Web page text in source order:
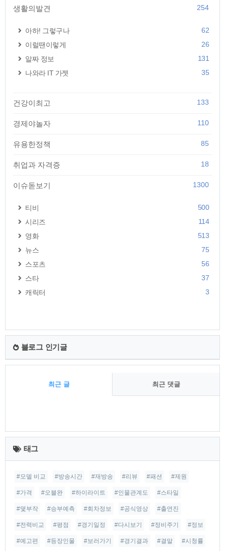
생활의발견 254
아하! 그렇구나
62
이럴땐이렇게
26
알짜 정보
131
나와라 IT 가젯
35
건강이최고 133
경제야놀자 110
유용한정책 85
취업과 자격증 18
이슈돋보기 1300
티비
500
시리즈
114
영화
513
뉴스
75
스포츠
56
스타
37
캐릭터
3
블로그 인기글
최근 글 최근 댓글
최
근
글
태그
#모델 비교 #방송시간 #재방송 #리뷰 #패션 #제원
#가격 #오블완 #하이라이트 #인물관계도 #스타일
#몇부작 #승부예측 #회차정보 #공식영상 #출연진
#전력비교 #평점 #경기일정 #다시보기 #정비주기 #정보
#예고편 #등장인물 #보러가기 #경기결과 #결말 #시청률